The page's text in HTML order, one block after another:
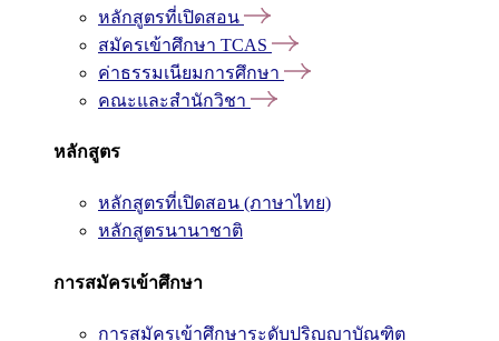
หลักสูตรที่เปิดสอน
สมัครเข้าศึกษา TCAS
ค่าธรรมเนียมการศึกษา
คณะและสำนักวิชา
หลักสูตร
หลักสูตรที่เปิดสอน (ภาษาไทย)
หลักสูตรนานาชาติ
การสมัครเข้าศึกษา
การสมัครเข้าศึกษาระดับปริญญาบัณฑิต